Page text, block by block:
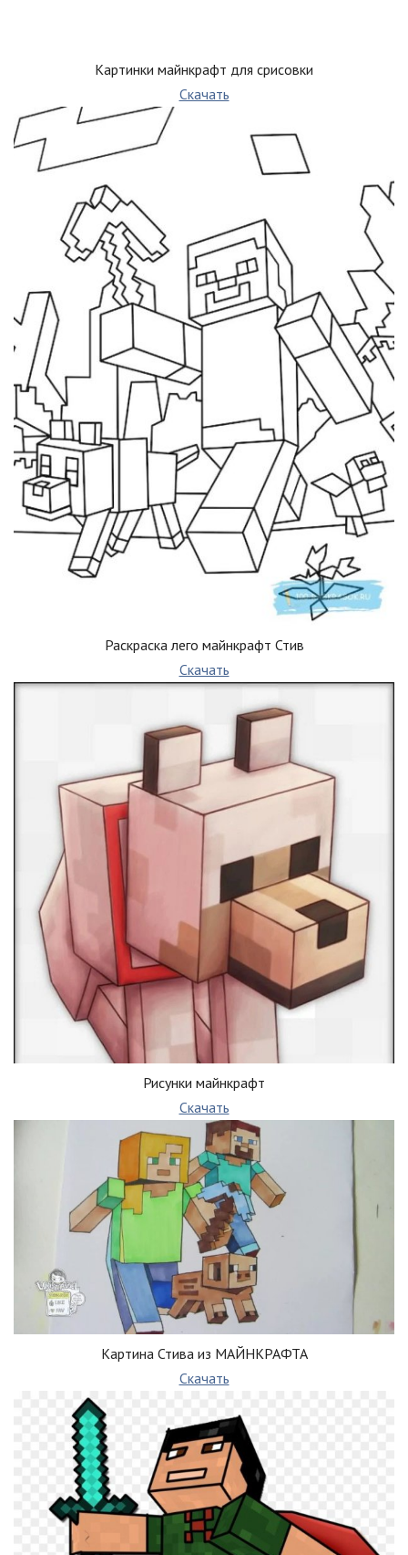
Картинки майнкрафт для срисовки
Скачать
Раскраска лего майнкрафт Стив
Скачать
Рисунки майнкрафт
Скачать
Картина Стива из МАЙНКРАФТА
Скачать